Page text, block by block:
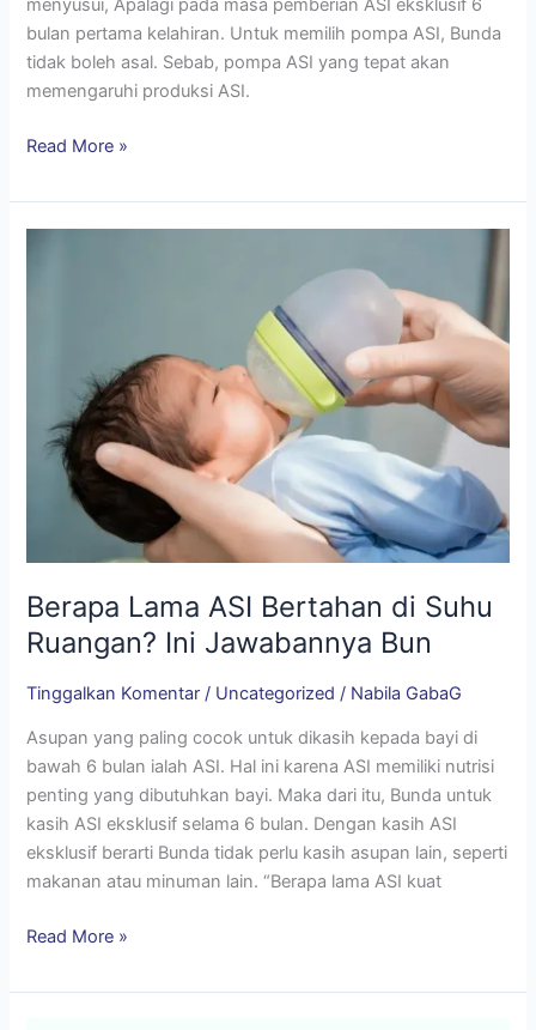
menyusui, Apalagi pada masa pemberian ASI eksklusif 6
bulan pertama kelahiran. Untuk memilih pompa ASI, Bunda
tidak boleh asal. Sebab, pompa ASI yang tepat akan
memengaruhi produksi ASI.
Read More »
Berapa Lama ASI Bertahan di Suhu
Ruangan? Ini Jawabannya Bun
Tinggalkan Komentar / Uncategorized / Nabila GabaG
Asupan yang paling cocok untuk dikasih kepada bayi di
bawah 6 bulan ialah ASI. Hal ini karena ASI memiliki nutrisi
penting yang dibutuhkan bayi. Maka dari itu, Bunda untuk
kasih ASI eksklusif selama 6 bulan. Dengan kasih ASI
eksklusif berarti Bunda tidak perlu kasih asupan lain, seperti
makanan atau minuman lain. “Berapa lama ASI kuat
Ruangan?
Ini
Jawabannya
Read More »